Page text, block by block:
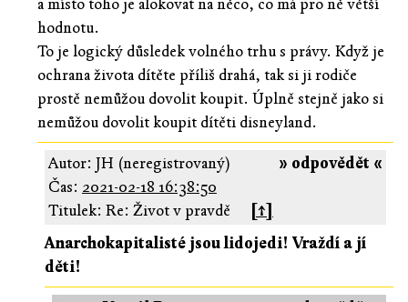
a místo toho je alokovat na něco, co má pro ně větší
hodnotu.
To je logický důsledek volného trhu s právy. Když je
ochrana života dítěte příliš drahá, tak si ji rodiče
prostě nemůžou dovolit koupit. Úplně stejně jako si
nemůžou dovolit koupit dítěti disneyland.
» odpovědět «
Autor: JH (neregistrovaný)
Čas: 2021-02-18 16:38:50
Titulek: Re: Život v pravdě
[↑]
Anarchokapitalisté jsou lidojedi! Vraždí a jí
děti!